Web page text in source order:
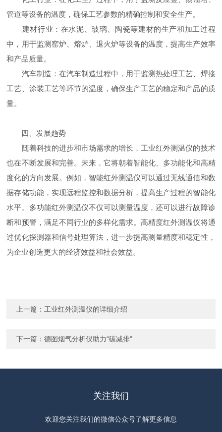
管道等设备的温度，确保工艺参数的精确控制和安全生产。
建材行业：在水泥、玻璃、陶瓷等建材的生产和加工过程
中，用于监测窑炉、熔炉、退火炉等设备的温度，提高生产效率
和产品质量。
汽车制造：在汽车制造过程中，用于监测热处理工艺、焊接
工艺、涂装工艺等环节的温度，确保生产工艺的稳定和产品的质
量。
四、发展趋势
随着科技的进步和市场需求的增长，工业红外测温仪的技术
也在不断发展和完善。未来，它将朝着智能化、多功能化和高精
度化的方向发展。例如，智能红外测温仪可以通过无线通信和数
据存储功能，实现远程监控和数据分析，提高生产过程的智能化
水平。多功能红外测温仪不仅可以测量温度，还可以进行故障诊
断和预警，满足不同行业的多样化需求。高精度红外测温仪将通
过优化探测器和信号处理算法，进一步提高测量精度和稳定性，
为企业创造更大的经济效益和社会效益。
上一篇： 工业红外测温仪的详细介绍
下一篇：德图烟气分析仪助力“碳减排”
关注我们
欢迎您关注我们的微信公众号了解更多信息